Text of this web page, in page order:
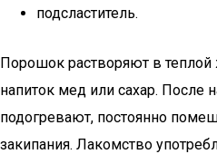
подсластитель.
Порошок растворяют в
напиток мед или сахар. После
подогревают, постоянно
закипания. Лакомство